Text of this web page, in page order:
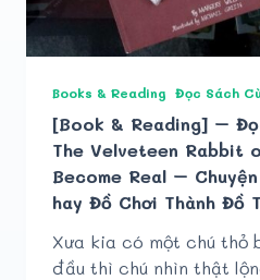
Books & Reading Đọc Sách
[Book & Reading] –
The Velveteen Rabbit
Become Real –
hay Đồ Chơi Thành Đồ
Xưa kia có một chú thỏ
đầu thì chú nhìn thật